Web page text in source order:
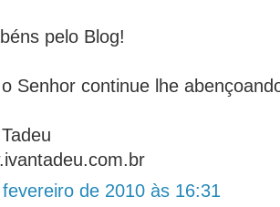
pelo Blog!
Senhor continue lhe
de 2010 às 16:31